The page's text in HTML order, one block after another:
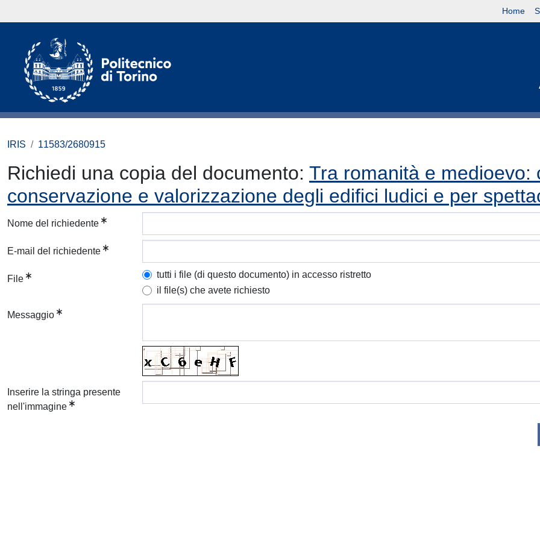
Home
IRIS 11583/2680915
Richiedi una copia del documento: Tra romanità e medioevo:
conservazione e valorizzazione degli edifici ludici e per
Nome del richiedente
E-mail del richiedente
File
tutti i file (di questo documento) in accesso ristretto
il file(s) che avete richiesto
Messaggio
Inserire la stringa presente
nell'immagine